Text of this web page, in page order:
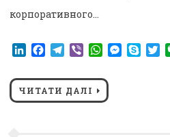
корпоративного…
LinkedIn
Facebook
Telegram
ViberWhatsApp
ЧИТАТИ ДАЛІ